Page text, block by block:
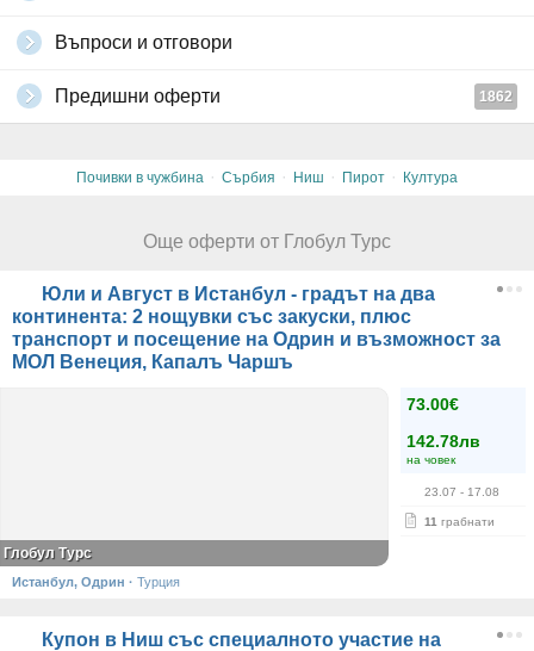
Въпроси и отговори
Предишни оферти 1862
Почивки в чужбина · Сърбия · Ниш · Пирот · Култура
Още оферти от Глобул Турс
Юли и Август в Истанбул - градът на два
континента: 2 нощувки със закуски, плюс
транспорт и посещение на Одрин и възможност за
МОЛ Венеция, Капалъ Чаршъ
73.00€
142.78лв
на човек
23.07 - 17.08
11 грабнати
Глобул Турс
Истанбул, Одрин · Турция
Купон в Ниш със специалното участие на